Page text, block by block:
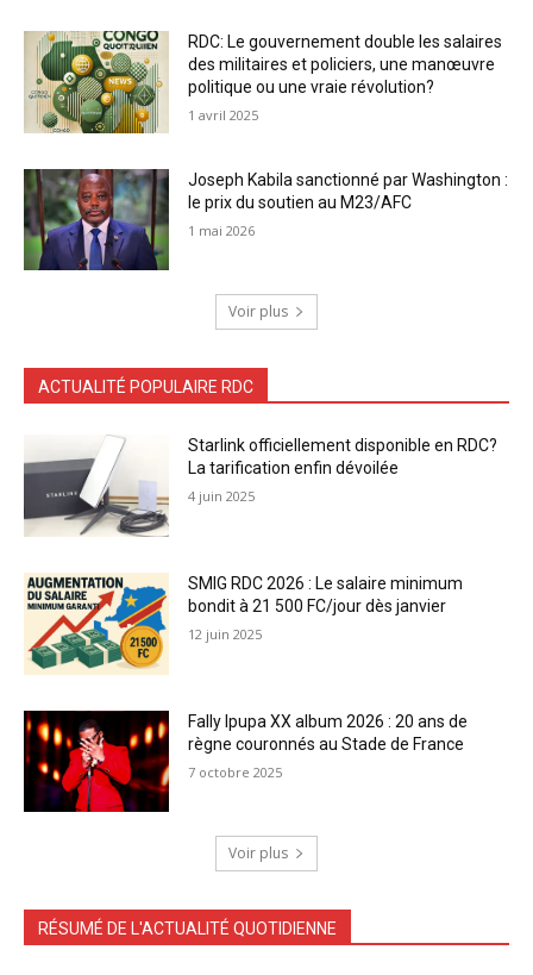
RDC: Le gouvernement double les salaires
des militaires et policiers, une manœuvre
politique ou une vraie révolution?
1 avril 2025
Joseph Kabila sanctionné par Washington :
le prix du soutien au M23/AFC
1 mai 2026
Voir plus
ACTUALITÉ POPULAIRE RDC
Starlink officiellement disponible en RDC?
La tarification enfin dévoilée
4 juin 2025
SMIG RDC 2026 : Le salaire minimum
bondit à 21 500 FC/jour dès janvier
12 juin 2025
Fally Ipupa XX album 2026 : 20 ans de
règne couronnés au Stade de France
7 octobre 2025
Voir plus
RÉSUMÉ DE L'ACTUALITÉ QUOTIDIENNE